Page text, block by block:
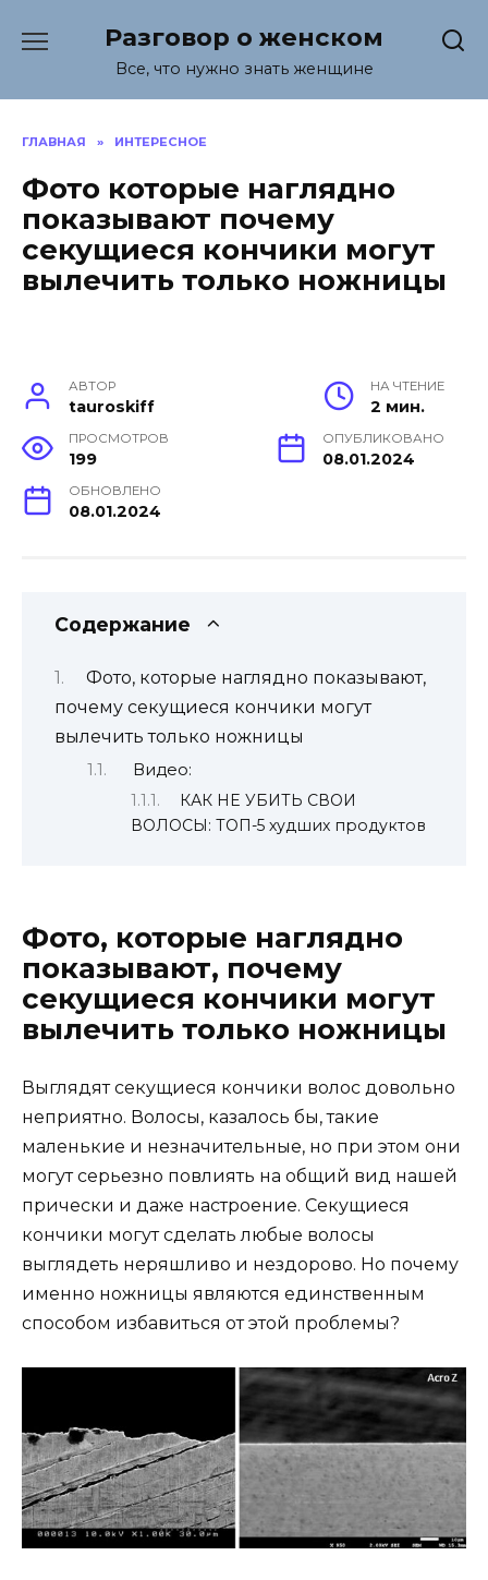
содержанию
Разговор о женском
Все, что нужно знать женщине
ГЛАВНАЯ » ИНТЕРЕСНОЕ
Фото которые наглядно
показывают почему
секущиеся кончики могут
вылечить только ножницы
АВТОР
tauroskiff
НА ЧТЕНИЕ
2 мин.
ПРОСМОТРОВ
199
ОПУБЛИКОВАНО
08.01.2024
ОБНОВЛЕНО
08.01.2024
Содержание
Фото, которые наглядно показывают,
почему секущиеся кончики могут
вылечить только ножницы
Видео:
КАК НЕ УБИТЬ СВОИ
ВОЛОСЫ: ТОП-5 худших продуктов
Фото, которые наглядно
показывают, почему
секущиеся кончики могут
вылечить только ножницы
Выглядят секущиеся кончики волос довольно
неприятно. Волосы, казалось бы, такие
маленькие и незначительные, но при этом они
могут серьезно повлиять на общий вид нашей
прически и даже настроение. Секущиеся
кончики могут сделать любые волосы
выглядеть неряшливо и нездорово. Но почему
именно ножницы являются единственным
способом избавиться от этой проблемы?